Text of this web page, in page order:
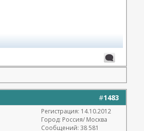
#1483
Регистрация: 14.10.2012
Город: Россия/ Москва
Сообщений: 38 581